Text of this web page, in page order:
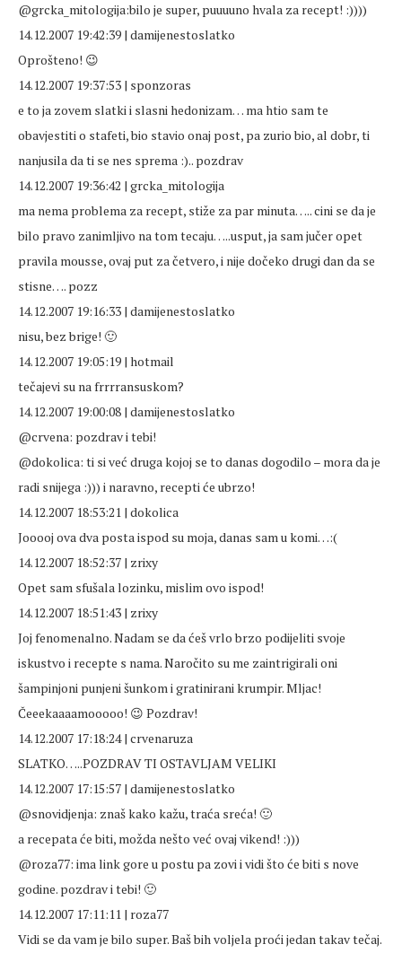
@grcka_mitologija:bilo je super, puuuuno hvala za recept! :))))
14.12.2007 19:42:39 | damijenestoslatko
Oprošteno! 😉
14.12.2007 19:37:53 | sponzoras
e to ja zovem slatki i slasni hedonizam… ma htio sam te
obavjestiti o stafeti, bio stavio onaj post, pa zurio bio, al dobr, ti
nanjusila da ti se nes sprema :).. pozdrav
14.12.2007 19:36:42 | grcka_mitologija
ma nema problema za recept, stiže za par minuta….. cini se da je
bilo pravo zanimljivo na tom tecaju…..usput, ja sam jučer opet
pravila mousse, ovaj put za četvero, i nije dočeko drugi dan da se
stisne…. pozz
14.12.2007 19:16:33 | damijenestoslatko
nisu, bez brige! 🙂
14.12.2007 19:05:19 | hotmail
tečajevi su na frrrransuskom?
14.12.2007 19:00:08 | damijenestoslatko
@crvena: pozdrav i tebi!
@dokolica: ti si već druga kojoj se to danas dogodilo – mora da je
radi snijega :))) i naravno, recepti će ubrzo!
14.12.2007 18:53:21 | dokolica
Jooooj ova dva posta ispod su moja, danas sam u komi…:(
14.12.2007 18:52:37 | zrixy
Opet sam sfušala lozinku, mislim ovo ispod!
14.12.2007 18:51:43 | zrixy
Joj fenomenalno. Nadam se da ćeš vrlo brzo podijeliti svoje
iskustvo i recepte s nama. Naročito su me zaintrigirali oni
šampinjoni punjeni šunkom i gratinirani krumpir. Mljac!
Čeeekaaaamooooo! 😉 Pozdrav!
14.12.2007 17:18:24 | crvenaruza
SLATKO…..POZDRAV TI OSTAVLJAM VELIKI
14.12.2007 17:15:57 | damijenestoslatko
@snovidjenja: znaš kako kažu, traća sreća! 🙂
a recepata će biti, možda nešto već ovaj vikend! :)))
@roza77: ima link gore u postu pa zovi i vidi što će biti s nove
godine. pozdrav i tebi! 🙂
14.12.2007 17:11:11 | roza77
Vidi se da vam je bilo super. Baš bih voljela proći jedan takav tečaj.